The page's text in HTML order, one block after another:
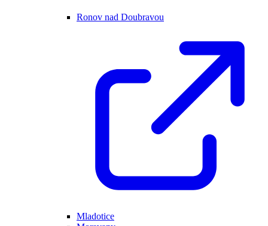
Ronov nad Doubravou
Mladotice